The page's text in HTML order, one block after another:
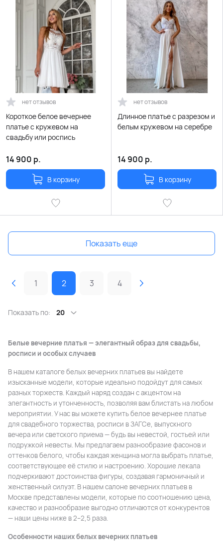
нет отзывов
Короткое белое вечернее
платье с кружевом на
свадьбу или роспись
14 900 р.
В корзину
нет отзывов
Длинное платье с разрезом и
белым кружевом на серебре
14 900 р.
В корзину
Показать еще
1 2 3 4
Показать по: 20
Белые вечерние платья — элегантный образ для свадьбы,
росписи и особых случаев
В нашем каталоге белых вечерних платьев вы найдете
изысканные модели, которые идеально подойдут для самых
разных торжеств. Каждый наряд создан с акцентом на
элегантность и утонченность, позволяя вам блистать на любом
мероприятии. У нас вы можете купить белое вечернее платье
для свадебного торжества, росписи в ЗАГСе, выпускного
вечера или светского приема — будь вы невестой, гостьей или
подружкой невесты. Мы предлагаем разнообразие фасонов и
оттенков белого, чтобы каждая женщина могла выбрать платье,
соответствующее её стилю и настроению. Хорошие лекала
подчеркивают достоинства фигуры, создавая гармоничный и
женственный силуэт. В нашем салоне вечерних платьев в
Москве представлены модели, которые по соотношению цена,
качество и разнообразие выгодно отличаются от конкурентов
— наши цены ниже в 2–2,5 раза.
Особенности наших белых вечерних платьев